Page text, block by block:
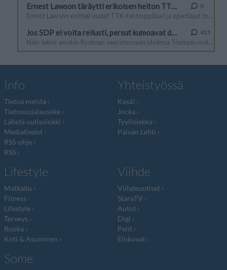
Info
Tietoa meistä
Tietosuojalauseke
Lähetä uutisvinkki
Mediatiedot
RSS-ohje
RSS
Yhteistyössä
Kesä!
Jocka
Tyyliniekka
Päivän Lehti
Lifestyle
Matkailu
Fitness
Lifestyle
Terveys
Ruoka
Koti & Asuminen
Viihde
Viihdeuutiset
StaraTV
Autot
Digi
Pelit
Elokuvat
Some